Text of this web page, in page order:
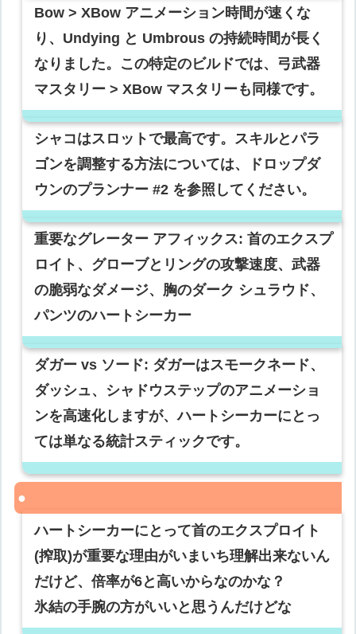
Bow > XBow アニメーション時間が速くな
り、Undying と Umbrous の持続時間が長く
なりました。この特定のビルドでは、弓武器
マスタリー > XBow マスタリーも同様です。
シャコはスロットで最高です。スキルとパラ
ゴンを調整する方法については、ドロップダ
ウンのプランナー #2 を参照してください。
重要なグレーター アフィックス: 首のエクスプ
ロイト、グローブとリングの攻撃速度、武器
の脆弱なダメージ、胸のダーク シュラウド、
パンツのハートシーカー
ダガー vs ソード: ダガーはスモークネード、
ダッシュ、シャドウステップのアニメーショ
ンを高速化しますが、ハートシーカーにとっ
ては単なる統計スティックです。
ハートシーカーにとって首のエクスプロイト
(搾取)が重要な理由がいまいち理解出来ないん
だけど、倍率が6と高いからなのかな？
氷結の手腕の方がいいと思うんだけどな